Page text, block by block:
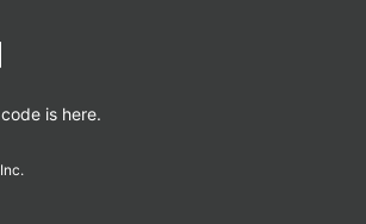
is here.